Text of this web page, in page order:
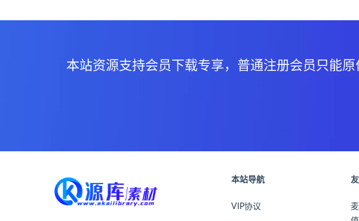
本站资源支持会员下载专享，普通注册会员只能
本站导航
VIP协议